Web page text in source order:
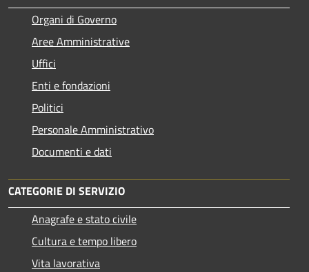
Organi di Governo
Aree Amministrative
Uffici
Enti e fondazioni
Politici
Personale Amministrativo
Documenti e dati
CATEGORIE DI SERVIZIO
Anagrafe e stato civile
Cultura e tempo libero
Vita lavorativa